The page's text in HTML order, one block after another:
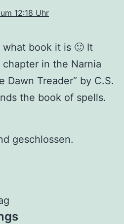
12:18 Uhr
book it is 🙂 It
in the Narnia
Dawn Treader“ by C.S.
the book of spells.
geschlossen.